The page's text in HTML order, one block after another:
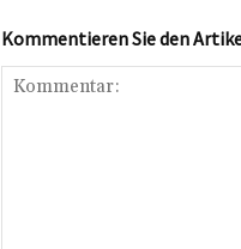
Kommentieren Sie den